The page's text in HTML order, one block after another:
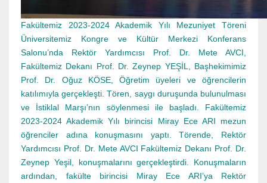
Fakültemiz 2023-2024 Akademik Yılı Mezuniyet Töreni
Üniversitemiz Kongre ve Kültür Merkezi Konferans
Salonu’nda Rektör Yardımcısı Prof. Dr. Mete AVCI,
Fakültemiz Dekanı Prof. Dr. Zeynep YEŞİL, Başhekimimiz
Prof. Dr. Oğuz KÖSE, Öğretim üyeleri ve öğrencilerin
katılımıyla gerçekleşti. Tören, saygı duruşunda bulunulması
ve İstiklal Marşı’nın söylenmesi ile başladı. Fakültemiz
2023-2024 Akademik Yılı birincisi Miray Ece ARI mezun
öğrenciler adına konuşmasını yaptı. Törende, Rektör
Yardımcısı Prof. Dr. Mete AVCI Fakültemiz Dekanı Prof. Dr.
Zeynep Yeşil, konuşmalarını gerçekleştirdi. Konuşmaların
ardından, fakülte birincisi Miray Ece ARI’ya Rektör